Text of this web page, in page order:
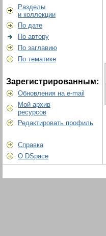
Разделы
и коллекции
По дате
По автору
По заглавию
По тематике
Зарегистрированным:
Обновления на e-mail
Мой архив
ресурсов
Редактировать профиль
Справка
О DSpace